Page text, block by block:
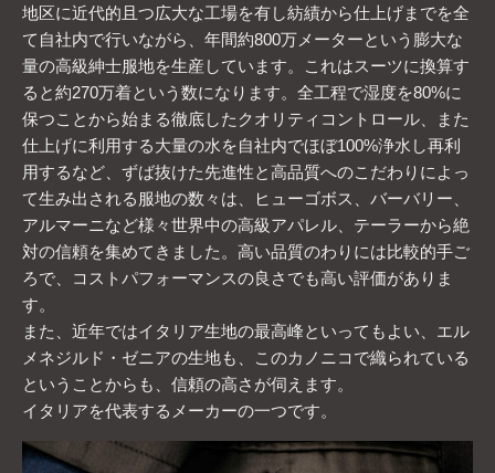
地区に近代的且つ広大な工場を有し紡績から仕上げまでを全
て自社内で行いながら、年間約800万メーターという膨大な
量の高級紳士服地を生産しています。これはスーツに換算す
ると約270万着という数になります。全工程で湿度を80%に
保つことから始まる徹底したクオリティコントロール、また
仕上げに利用する大量の水を自社内でほぼ100%浄水し再利
用するなど、ずば抜けた先進性と高品質へのこだわりによっ
て生み出される服地の数々は、ヒューゴボス、バーバリー、
アルマーニなど様々世界中の高級アパレル、テーラーから絶
対の信頼を集めてきました。高い品質のわりには比較的手ご
ろで、コストパフォーマンスの良さでも高い評価がありま
す。
また、近年ではイタリア生地の最高峰といってもよい、エル
メネジルド・ゼニアの生地も、このカノニコで織られている
ということからも、信頼の高さが伺えます。
イタリアを代表するメーカーの一つです。